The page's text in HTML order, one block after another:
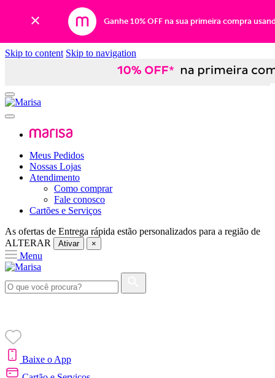
Ganhe 10% OFF na sua primeira compra
Skip to content Skip to navigation
Meus Pedidos
Nossas Lojas
Atendimento
Como comprar
Fale conosco
Cartões e Serviços
As ofertas de Entrega rápida estão personalizados para a região de
ALTERAR
Ativar ×
Menu
Baixe o App